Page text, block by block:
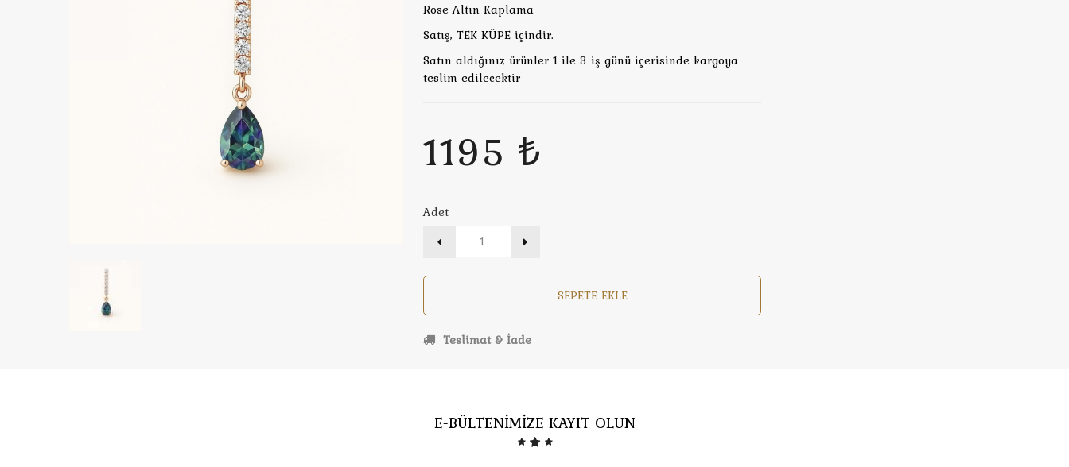
Rose Altın Kaplama
Satış, TEK KÜPE içindir.
Satın aldığınız ürünler 1 ile 3 iş günü içerisinde kargoya
teslim edilecektir
1195 ₺
Adet
SEPETE EKLE
Teslimat & İade
E-BÜLTENİMİZE KAYIT OLUN